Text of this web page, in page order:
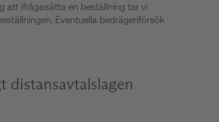
att ifrågasätta en beställning tar vi
Eventuella bedrägeriförsök
distansavtalslagen